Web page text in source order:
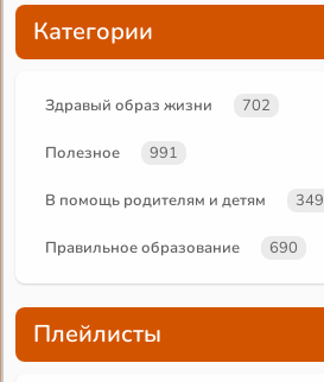
Категории
Здравый образ жизни 702
Полезное 991
В помощь родителям и детям 349
Правильное образование 690
Плейлисты